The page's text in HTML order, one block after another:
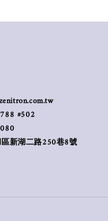
#502
新湖二路250巷8號